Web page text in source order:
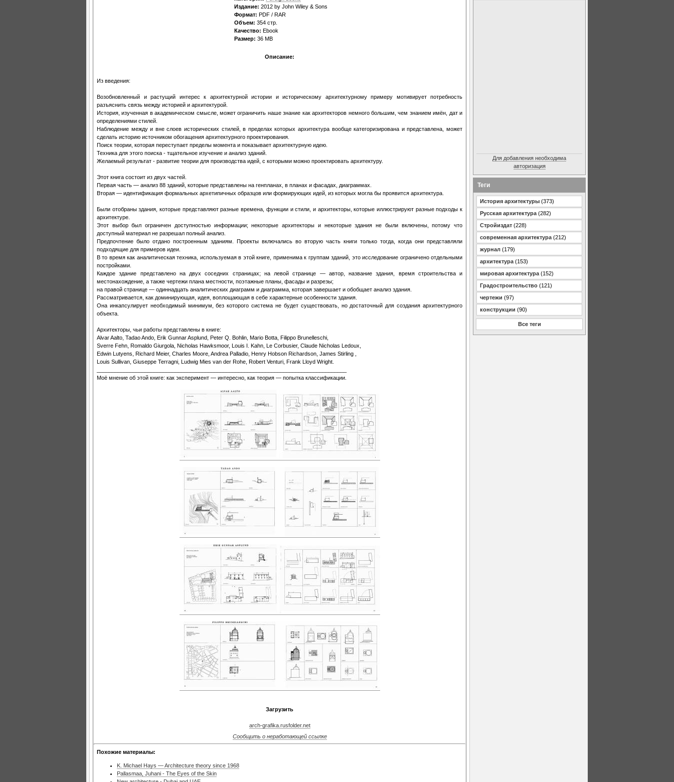
Издание: 2012 by John Wiley & Sons
Формат: PDF / RAR
Объем: 354 стр.
Качество: Ebook
Размер: 36 МВ
Описание:
Из введения:
Возобновленный и растущий интерес к архитектурной истории и историческому архитектурному примеру мотивирует потребность
разъяснить связь между историей и архитектурой.
История, изученная в академическом смысле, может ограничить наше знание как архитекторов немного большим, чем знанием имён, дат и
определениями стилей.
Наблюдение между и вне слоев исторических стилей, в пределах которых архитектура вообще категоризирована и представлена, может
сделать историю источником обогащения архитектурного проектирования.
Поиск теории, которая переступает пределы момента и показывает архитектурную идею.
Техника для этого поиска - тщательное изучение и анализ зданий.
Желаемый результат - развитие теории для производства идей, с которыми можно проектировать архитектуру.
Этот книга состоит из двух частей.
Первая часть — анализ 88 зданий, которые представлены на генпланах, в планах и фасадах, диаграммах.
Вторая — идентификация формальных архетипичных образцов или формирующих идей, из которых могла бы проявится архитектура.
Были отобраны здания, которые представляют разные времена, функции и стили, и архитекторы, которые иллюстрируют разные подходы к
архитектуре.
Этот выбор был ограничен доступностью информации; некоторые архитекторы и некоторые здания не были включены, потому что
доступный материал не разрешал полный анализ.
Предпочтение было отдано построенным зданиям. Проекты включались во вторую часть книги только тогда, когда они представляли
подходящие для примеров идеи.
В то время как аналитическая техника, используемая в этой книге, применима к группам зданий, это исследование ограничено отдельными
постройками.
Каждое здание представлено на двух соседних страницах; на левой странице — автор, название здания, время строительства и
местонахождение, а также чертежи плана местности, поэтажные планы, фасады и разрезы;
на правой странице — одиннадцать аналитических диаграмм и диаграмма, которая завершает и обобщает анализ здания.
Рассматривается, как доминирующая, идея, воплощающая в себе характерные особенности здания.
Она инкапсулирует необходимый минимум, без которого система не будет существовать, но достаточный для создания архитектурного
объекта.
Архитекторы, чьи работы представлены в книге:
Alvar Aalto, Tadao Ando, Erik Gunnar Asplund, Peter Q. Bohlin, Mario Botta, Filippo Brunelleschi,
Sverre Fehn, Romaldo Giurgola, Nicholas Hawksmoor, Louis I. Kahn, Le Corbusier, Claude Nicholas Ledoux,
Edwin Lutyens, Richard Meier, Charles Moore, Andrea Palladio, Henry Hobson Richardson, James Stirling ,
Louis Sullivan, Giuseppe Terragni, Ludwig Mies van der Rohe, Robert Venturi, Frank Lloyd Wright.
Моё мнение об этой книге: как эксперимент — интересно, как теория — попытка классификации.
Загрузить
arch-grafika.rusfolder.net
Сообщить о неработающей ссылке
Похожие материалы:
K. Michael Hays — Architecture theory since 1968
Pallasmaa, Juhani - The Eyes of the Skin
Для добавления необходима
авторизация
Теги
История архитектуры (373)
Русская архитектура (282)
Стройиздат (228)
современная архитектура (212)
журнал (179)
архитектура (153)
мировая архитектура (152)
Градостроительство (121)
чертежи (97)
конструкции (90)
Все теги